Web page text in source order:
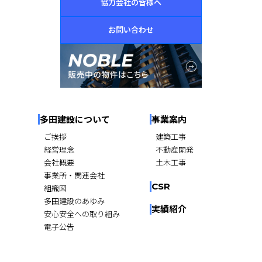
協力会社の皆様へ
お問い合わせ
多田建設について
ご挨拶
経営理念
会社概要
事業所・関連会社
組織図
多田建設のあゆみ
安心安全への取り組み
電子公告
事業案内
建築工事
不動産開発
土木工事
CSR
実績紹介